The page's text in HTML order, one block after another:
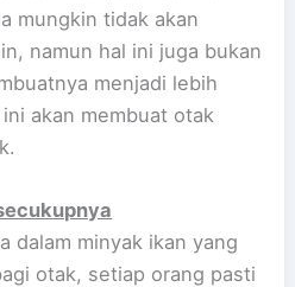
mungkin tidak akan
namun hal ini juga bukan
menjadi lebih
akan membuat otak
dalam minyak ikan yang
otak, setiap orang pasti